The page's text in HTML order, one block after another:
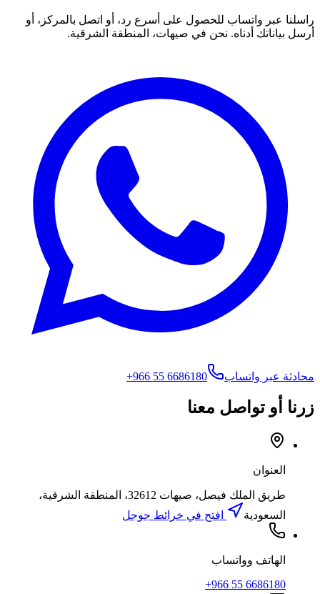
راسلنا عبر واتساب للحصول على أسرع رد، أو اتصل بالمركز، أو
أرسل بياناتك أدناه. نحن في صيهات، المنطقة الشرقية.
محادثة عبر واتساب +966 55 6686180
زرنا أو تواصل معنا
العنوان
طريق الملك فيصل، صيهات 32612، المنطقة الشرقية،
السعودية
افتح في خرائط جوجل
الهاتف وواتساب
+966 55 6686180